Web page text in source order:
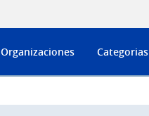
Organizaciones Categorias